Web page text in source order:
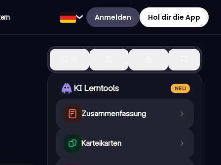
Anmelden Hol dir die App
KI Lerntools NEU
Zusammenfassung
Karteikarten